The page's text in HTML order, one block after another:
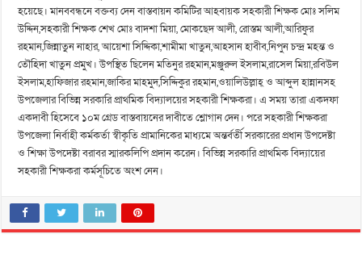
হয়েছে। মানববন্ধনে বক্তব্য দেন বাস্তবায়ন কমিটির আহবায়ক সহকারী শিক্ষক মোঃ সলিম
উদ্দিন,সহকারী শিক্ষক শেখ মোঃ বাদশা মিয়া, মোকছেদ আলী, রোস্তম আলী,আরিফুর
রহমান,জিন্নাতুন নাহার, আয়েশা সিদ্দিকা,শামীমা খাতুন,আহসান হাবীব,নিপুন চন্দ্র মহন্ত ও
তৌহিদা খাতুন প্রমুখ। উপস্থিত ছিলেন মতিনুর রহমান,মঞ্জুরুল ইসলাম,রাসেল মিয়া,রবিউল
ইসলাম,হাফিজার রহমান,জাকির মাহমুদ,সিদ্দিকুর রহমান,ওয়ালিউল্লাহ্ ও আব্দুল হান্নানসহ
উপজেলার বিভিন্ন সরকারি প্রাথমিক বিদ্যালয়ের সহকারী শিক্ষকরা। এ সময় তারা একদফা
একদাবী হিসেবে ১০ম গ্রেড বাস্তবায়নের দাবীতে শ্লোগান দেন। পরে সহকারী শিক্ষকরা
উপজেলা নির্বাহী কর্মকর্তা স্বীকৃতি প্রামানিকের মাধ্যমে অন্তর্বর্তী সরকারের প্রধান উপদেষ্টা
ও শিক্ষা উপদেষ্টা বরাবর স্মারকলিপি প্রদান করেন। বিভিন্ন সরকারি প্রাথমিক বিদ্যায়ের
সহকারী শিক্ষকরা কর্মসূচিতে অংশ নেন।